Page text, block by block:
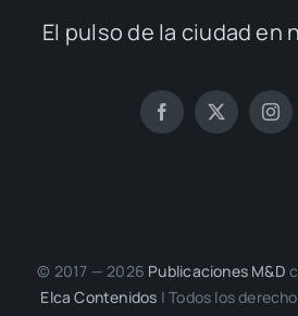
El pul­so de la ciu­dad en
© 2017 — 2026 Publi­ca­cio­nes M&D
Elca Con­te­ni­dos | Todos los